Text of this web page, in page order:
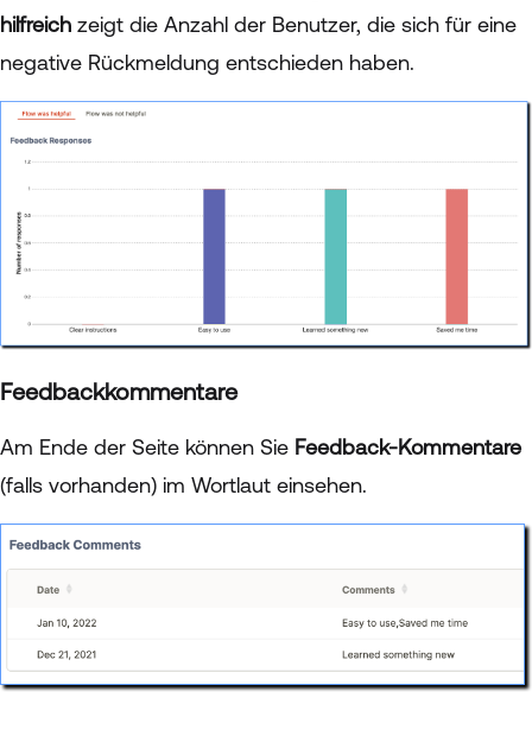
hilfreich zeigt die Anzahl der Benutzer, die sich für eine
negative Rückmeldung entschieden haben.
Feedbackkommentare
Am Ende der Seite können Sie Feedback-Kommentare
(falls vorhanden) im Wortlaut einsehen.